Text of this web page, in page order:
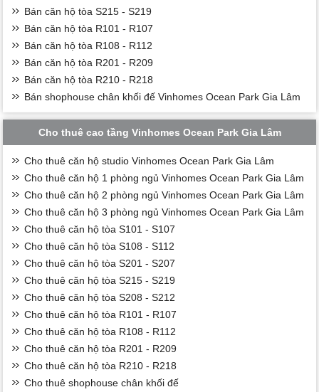
Bán căn hộ tòa S215 - S219
Bán căn hộ tòa R101 - R107
Bán căn hộ tòa R108 - R112
Bán căn hộ tòa R201 - R209
Bán căn hộ tòa R210 - R218
Bán shophouse chân khối đế Vinhomes Ocean Park Gia Lâm
Cho thuê cao tầng Vinhomes Ocean Park Gia Lâm
Cho thuê căn hộ studio Vinhomes Ocean Park Gia Lâm
Cho thuê căn hộ 1 phòng ngủ Vinhomes Ocean Park Gia Lâm
Cho thuê căn hộ 2 phòng ngủ Vinhomes Ocean Park Gia Lâm
Cho thuê căn hộ 3 phòng ngủ Vinhomes Ocean Park Gia Lâm
Cho thuê căn hộ tòa S101 - S107
Cho thuê căn hộ tòa S108 - S112
Cho thuê căn hộ tòa S201 - S207
Cho thuê căn hộ tòa S215 - S219
Cho thuê căn hộ tòa S208 - S212
Cho thuê căn hộ tòa R101 - R107
Cho thuê căn hộ tòa R108 - R112
Cho thuê căn hộ tòa R201 - R209
Cho thuê căn hộ tòa R210 - R218
Cho thuê shophouse chân khối đế